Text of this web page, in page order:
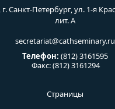
г. Санкт-Петербург, ул. 1-я
лит. А
secretariat@cathseminary.ru
Телефон: (812) 3161595
Факс: (812) 3161294
Страницы